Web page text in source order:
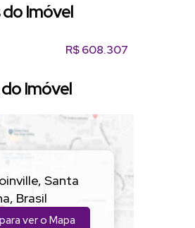
Imóvel
R$608.307
Imóvel
, Santa
, Brasil
ver oMapa